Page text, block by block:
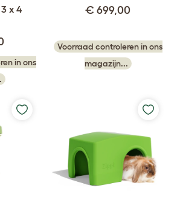
x 4
in ons
€ 699,00
Voorraad controleren in ons
magazijn...